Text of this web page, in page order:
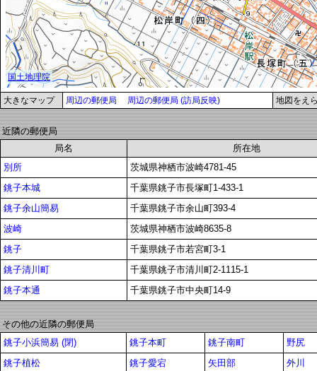
大きなマップ 周辺の郵便局 周辺の郵便局 (訪局反映) 地図をえ
近隣の郵便局
局名
所在地
別所
茨城県神栖市波崎4781-45
銚子本城
千葉県銚子市長塚町1-433-1
銚子余山簡易
千葉県銚子市余山町393-4
波崎
茨城県神栖市波崎8635-8
銚子
千葉県銚子市若宮町3-1
銚子清川町
千葉県銚子市清川町2-1115-1
銚子本通
千葉県銚子市中央町14-9
その他の近隣の郵便局
銚子小浜簡易 (閉)
銚子本町 銚子南町
野尻
銚子植松
銚子愛宕 矢田部
外川